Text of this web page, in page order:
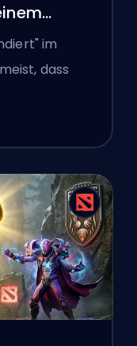
im
dass